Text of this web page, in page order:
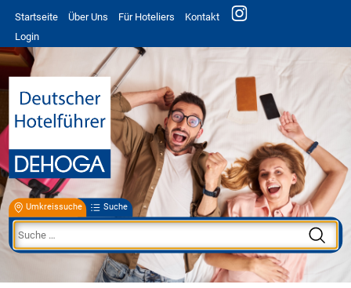
Startseite Über Uns Für Hoteliers
Kontakt
Login
Umkreissuche Suche